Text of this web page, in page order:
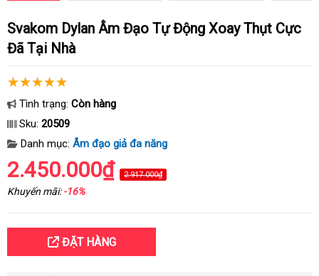
Svakom Dylan Âm Đạo Tự Động Xoay Thụt Cực
Đã Tại Nhà
Tình trạng: Còn hàng
Sku: 20509
Danh mục: Âm đạo giả đa năng
2.450.000₫ 2.917.000₫
Khuyến mãi:-16%
ĐẶT HÀNG